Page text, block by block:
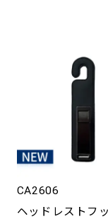
CA2606
ヘッドレストフ